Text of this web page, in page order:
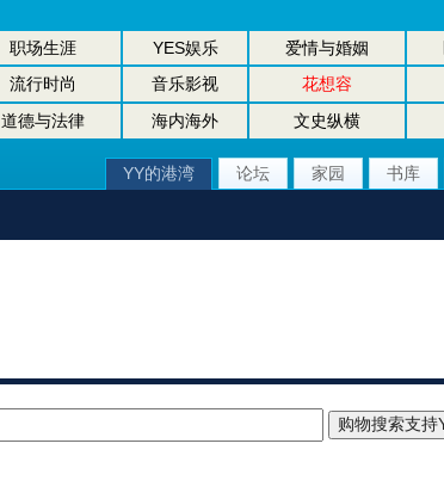
职场生涯 YES娱乐 爱情与婚姻
流行时尚 音乐影视 花想容
道德与法律 海内海外 文史纵横
YY的港湾 论坛 家园 书库